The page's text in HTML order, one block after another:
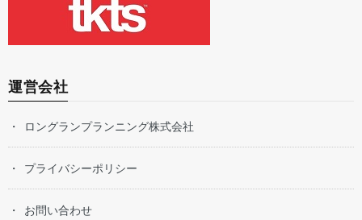
運営会社
ロングランプランニング株式会社
プライバシーポリシー
お問い合わせ